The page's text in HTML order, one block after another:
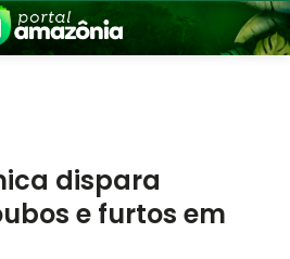
dispara
e furtos em